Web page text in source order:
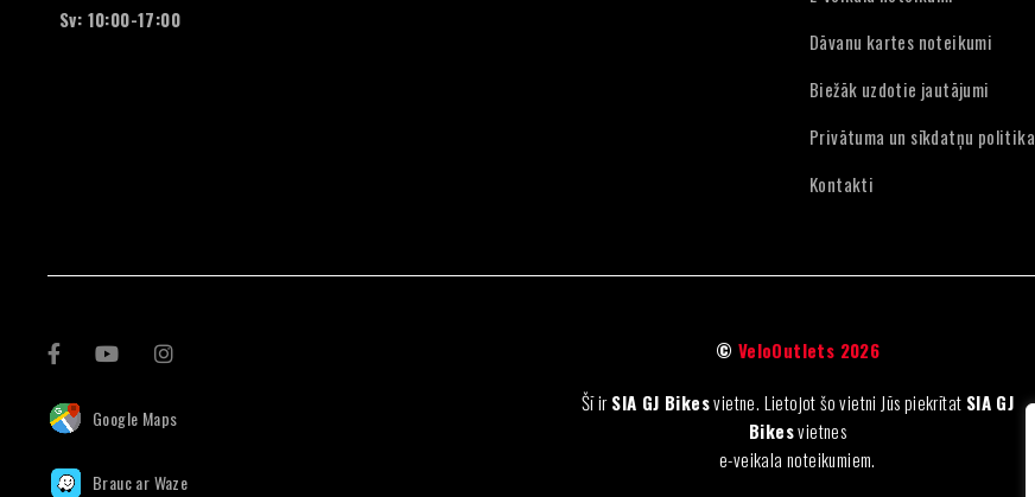
Sv: 10:00-17:00
Dāvanu kartes noteikumi
Biežāk uzdotie jautājumi
Privātuma un sīkdatņu politika
Kontakti
Google Maps
Brauc ar Waze
© VeloOutlets 2026
Šī irSIA GJ Bikesvietne. Lietojot šo vietni Jūs piekrītat SIA GJ
Bikesvietnes
e-veikala noteikumiem.